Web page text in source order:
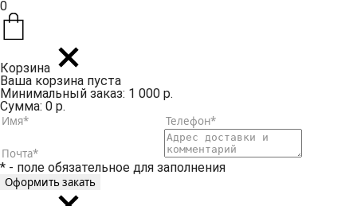
0
Корзина
Ваша корзина пуста
Минимальный заказ: 1 000 р.
Сумма: 0 р.
* - поле обязательное для заполнения